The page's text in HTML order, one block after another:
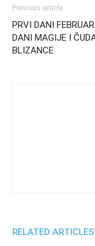
Previous article
PRVI DANI
DANI MAGIJE I
BLIZANCE
RELATED ARTICLES